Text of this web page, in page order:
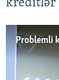
kreditlər
Problemli